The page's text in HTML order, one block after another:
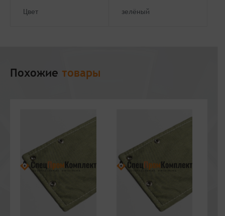
Цвет зелёный
Похожие товары